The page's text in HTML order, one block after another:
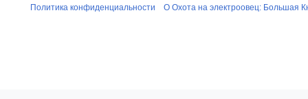
Политика конфиденциальности О Охота на электроовец: Большая